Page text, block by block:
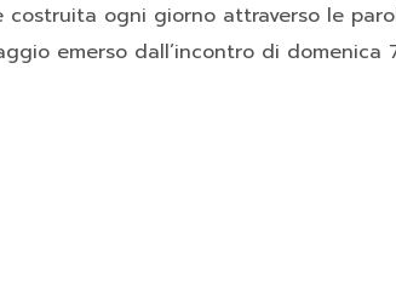
costruita ogni giorno attraverso le
emerso dall’incontro di domenica